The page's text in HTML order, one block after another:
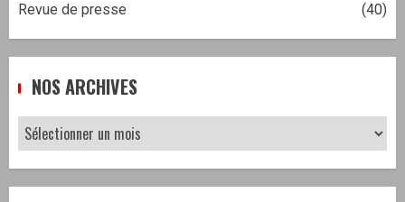
Revue de presse (40)
NOS ARCHIVES
Nos
archives